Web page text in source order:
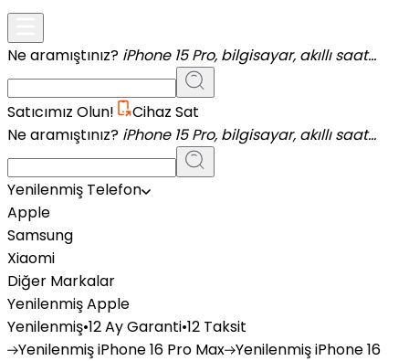
Ne aramıştınız? iPhone 15 Pro, bilgisayar, akıllı saat...
Satıcımız Olun!
Cihaz Sat
Ne aramıştınız? iPhone 15 Pro, bilgisayar, akıllı saat...
Yenilenmiş Telefon
Apple
Samsung
Xiaomi
Diğer Markalar
Yenilenmiş Apple
Yenilenmiş•12 Ay Garanti•12 Taksit
YenilenmişiPhone 16 Pro Max YenilenmişiPhone 16